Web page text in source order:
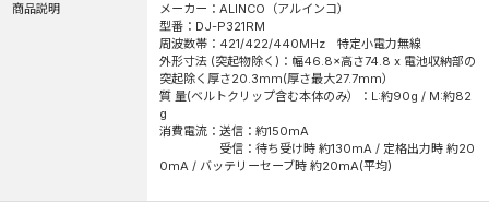
商品説明
メーカー：ALINCO（アルインコ）
型番：DJ-P321RM
周波数帯：421/422/440MHz 特定小電力無線
外形寸法 (突起物除く)：幅46.8×高さ74.8 x 電池収納部の
突起除く厚さ20.3mm(厚さ最大27.7mm）
質 量(ベルトクリップ含む本体のみ）：L:約90g / M:約82
g
消費電流：送信：約150mA
受信：待ち受け時 約130mA / 定格出力時 約20
0mA / バッテリーセーブ時 約20mA(平均)